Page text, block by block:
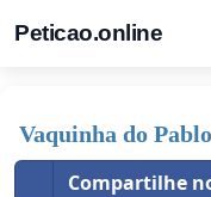
Peticao.online
Vaquinha do Pablo
Compartilhe